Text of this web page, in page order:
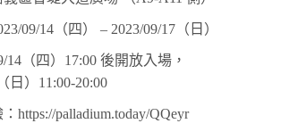
09/14（四） – 2023/09/17（ 日）
14（四） 17:00 後開放入場，
日） 11:00-20:00
https://palladium.today/QQeyr